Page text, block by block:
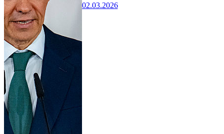
02.03.2026